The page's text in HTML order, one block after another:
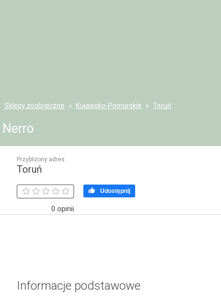
Sklepy zoologiczne Kujawsko-Pomorskie Toruń
Nerro
Przybliżony adres:
Toruń
0 opinii
 Udostępnij
Informacje podstawowe